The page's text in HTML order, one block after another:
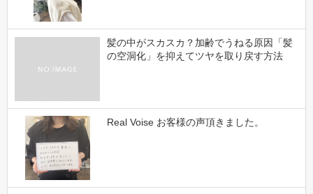
髪の中がスカスカ？加齢でうねる原因「髪
の空洞化」を抑えてツヤを取り戻す方法
Real Voise お客様の声頂きました。